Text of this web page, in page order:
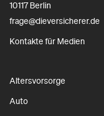
10117 Berlin
frage@dieversicherer.de
Kontakte für Medien
Altersvorsorge
Auto